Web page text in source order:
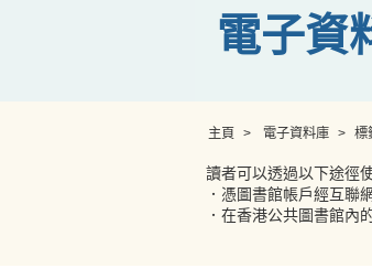
電子資
主頁 > 電子資料庫 > 標
讀者可以透過以下途徑
．憑圖書館帳戶經互聯
．在香港公共圖書館內